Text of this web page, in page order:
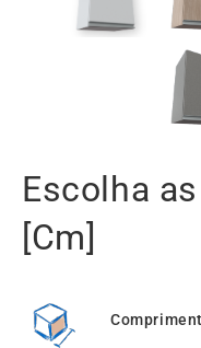
Escolha
[Cm]